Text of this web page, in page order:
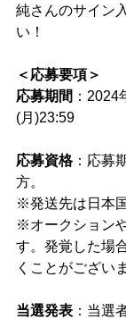
純さんのサイン
い！
＜応募要項＞
応募期間 ：
(月)23:59
応募資格：応募
方。
※発送先は日本
※オークション
す。発覚した場
くことがござい
当選発表：当選